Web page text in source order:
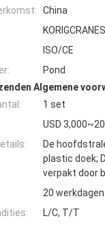
China
KORIGCRANES
ISO/CE
Pond
Algemene
1 set
USD
De
plastic doek;
verpakt door
20 werkdagen
L/C, T/T